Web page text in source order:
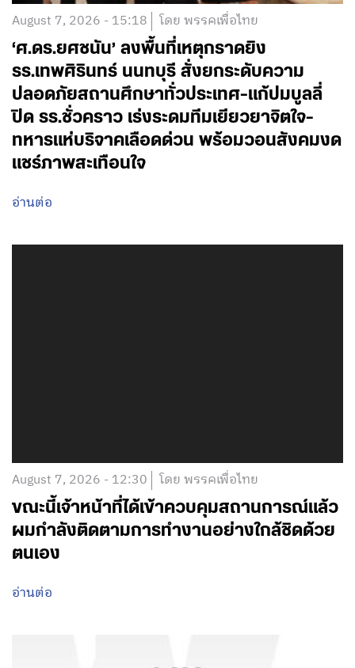
August 7, 2026 - 15:18 โดย พรรคเพื่อไทย
‘ศ.ดร.ยศชนัน’ ลงพื้นที่เหตุกราดยิง
รร.เทพศิรินทร์ นนทบุรี สั่งยกระดับความ
ปลอดภัยสถานศึกษาทั่วประเทศ-แก้ปมบูลลี่
ปิด รร.ชั่วคราว เร่งระดมทีมเยียวยาจิตใจ-
ทหารแห่บริจาคเลือดด่วน พร้อมวอนสังคมงด
แชร์ภาพสะเทือนใจ
อ่านต่อ
August 7, 2026 - 12:30 โดย พรรคเพื่อไทย
ขณะนี้เจ้าหน้าที่ได้เข้าควบคุมสถานการณ์แล้ว
ผมกำลังติดตามการทำงานอย่างใกล้ชิดด้วย
ตนเอง
อ่านต่อ